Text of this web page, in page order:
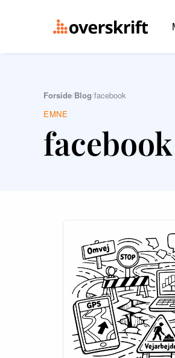
Forside/Blog/facebook
EMNE
facebook